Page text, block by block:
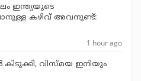
ഇന്ത്യയുടെ
കഴിവ് അവനുണ്ട്:
1 hour ago
കിടുക്കി, വിസ്മയ ഇനിയും